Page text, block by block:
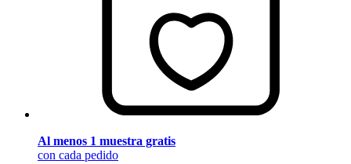
Al menos 1 muestra gratis
con cada pedido